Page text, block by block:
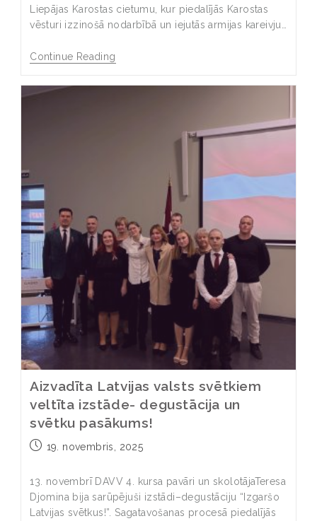
Liepājas Karostas cietumu, kur piedalījās Karostas
vēsturi izzinošā nodarbībā un iejutās armijas kareivju…
Continue Reading
Aizvadīta Latvijas valsts svētkiem
veltīta izstāde- degustācija un
svētku pasākums!
19. novembris, 2025
13. novembrī DAVV 4. kursa pavāri un skolotājaTeresa
Djomina bija sarūpējuši izstādi–degustāciju “Izgaršo
Latvijas svētkus!”. Sagatavošanas procesā piedalījās